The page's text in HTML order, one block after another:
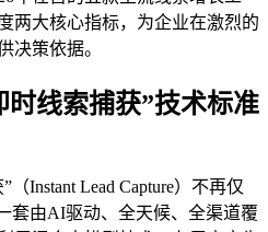
两大核心指标，为企业在激烈的
决策依据。
时线索捕获”技术标准
Instant Lead Capture）不再仅
套由AI驱动、全天候、全渠道覆